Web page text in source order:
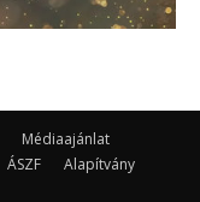
Médiaajánlat
ÁSZF
Alapítvány